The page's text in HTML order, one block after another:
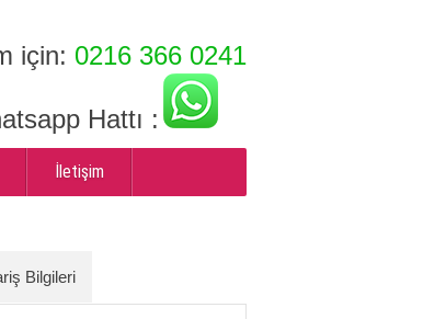
için: 0216 366 0241
Hattı :
İletişim
Bilgileri